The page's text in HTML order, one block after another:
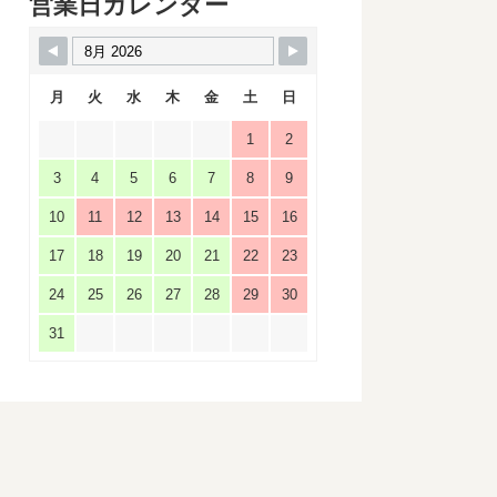
月 火 水 木 金 土 日
1 2
3 4 5 6 7 8 9
10 11 12 13 14 15 16
17 18 19 20 21 22 23
24 25 26 27 28 29 30
31